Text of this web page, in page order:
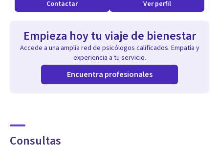
Contactar Ver perfil
Empieza hoy tu viaje de bienestar
Accede a una amplia red de psicólogos calificados. Empatía y
experiencia a tu servicio.
Encuentra profesionales
Consultas